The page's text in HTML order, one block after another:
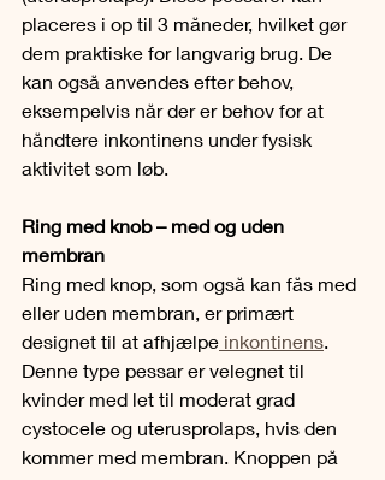
placeres i op til 3 måneder, hvilket gør
dem praktiske for langvarig brug. De
kan også anvendes efter behov,
eksempelvis når der er behov for at
håndtere inkontinens under fysisk
aktivitet som løb.
Ring med knob – med og uden
membran
Ring med knop, som også kan fås med
eller uden membran, er primært
designet til at afhjælpe inkontinens
Denne type pessar er velegnet til
kvinder med let til moderat grad
cystocele og uterusprolaps, hvis den
kommer med membran. Knoppen på